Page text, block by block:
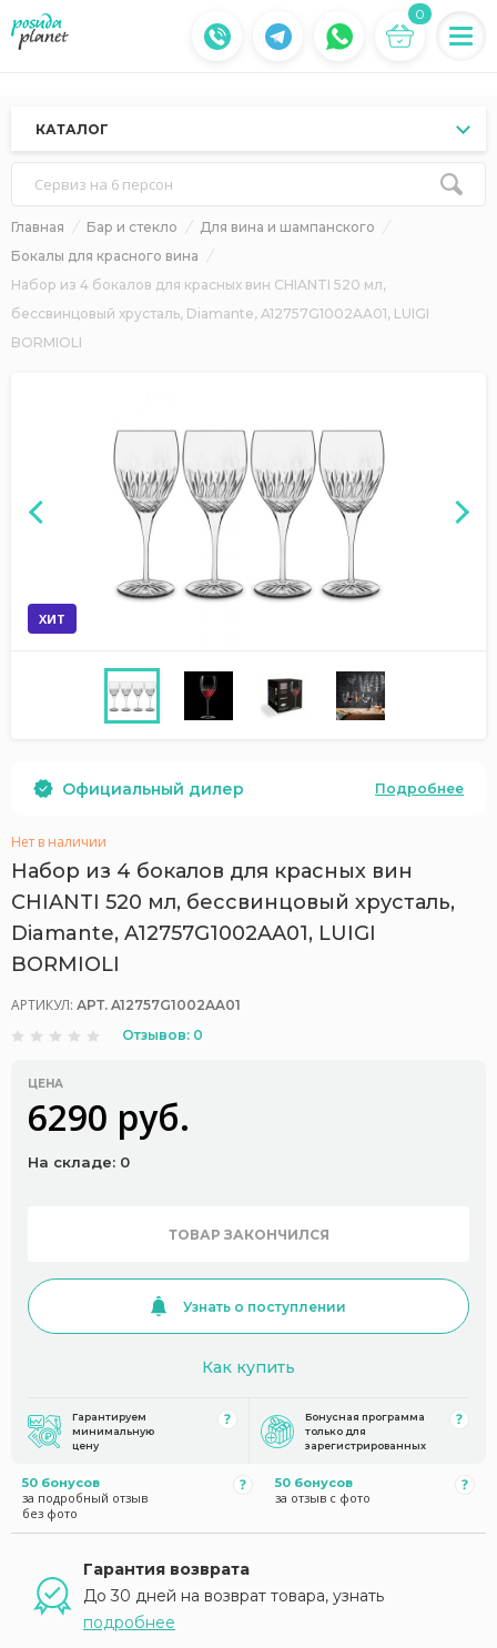
0
КАТАЛОГ
Сервиз на 6 персон
Главная Бар и стекло
Для вина и шампанского
Бокалы для красного вина
Набор из 4 бокалов для красных вин CHIANTI 520 мл,
бессвинцовый хрусталь, Diamante, A12757G1002AA01, LUIGI
BORMIOLI
ХИТ
Официальный дилер Подробнее
Нет в наличии
Набор из 4 бокалов для красных вин
CHIANTI 520 мл, бессвинцовый хрусталь,
Diamante, A12757G1002AA01, LUIGI
BORMIOLI
АРТИКУЛ: АРТ. A12757G1002AA01
Отзывов: 0
ЦЕНА
6290 руб.
На складе: 0
ТОВАР ЗАКОНЧИЛСЯ
Узнать о поступлении
Как купить
Гарантируем
минимальную
цену
Бонусная программа
только для
зарегистрированных
50 бонусов
за подробный отзыв
без фото
50 бонусов
за отзыв с фото
Гарантия возврата
До 30 дней на возврат товара, узнать
подробнее